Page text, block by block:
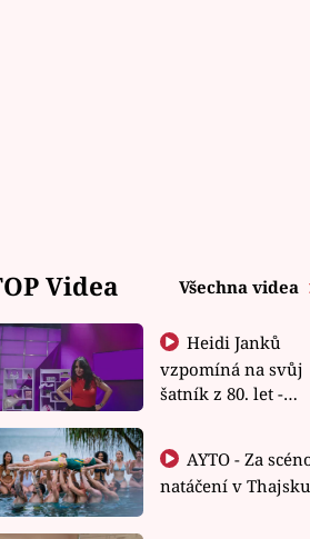
Videa Všechna videa
Heidi Janků
vzpomíná na svůj
šatník z 80. let -
natáčení v Thajsku